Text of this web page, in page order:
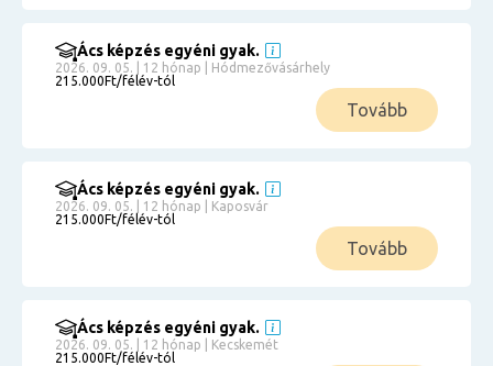
Ács képzés egyéni gyak.
2026. 09. 05. | 12 hónap | Hódmezővásárhely
215.000Ft/félév-tól
Tovább
Ács képzés egyéni gyak.
2026. 09. 05. | 12 hónap | Kaposvár
215.000Ft/félév-tól
Tovább
Ács képzés egyéni gyak.
2026. 09. 05. | 12 hónap | Kecskemét
215.000Ft/félév-tól